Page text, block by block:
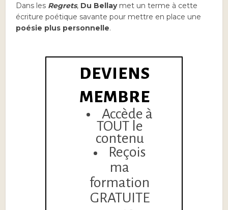
Dans les Regrets, Du Bellaymet un terme à cette
écriture poétique savante pour mettre en place une
poésie plus personnelle.
DEVIENS
MEMBRE
Accède à
TOUT le
contenu
Reçois
ma
formation
GRATUITE